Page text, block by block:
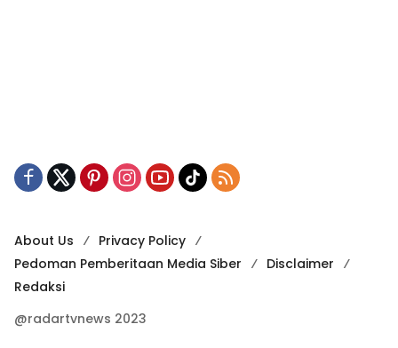
About Us
Privacy Policy
Pedoman Pemberitaan Media Siber
Disclaimer
Redaksi
@radartvnews 2023